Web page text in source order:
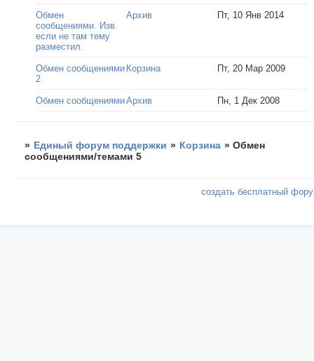
Обмен
сообщениями. Изв.
если не там тему
разместил.
Архив Пт, 10 Янв 2014
Обмен сообщениями
2
Корзина Пт, 20 Мар 2009
Обмен сообщениямиАрхив Пн, 1 Дек 2008
» Единый форум поддержки » Корзина »Обмен
сообщениями/темами 5
создать бесплатный